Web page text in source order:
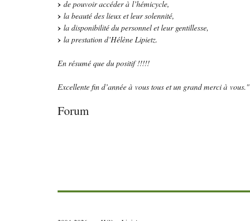
de pouvoir accéder à l’hémicycle,
la beauté des lieux et leur solennité,
la disponibilité du personnel et leur gentillesse,
la prestation d’Hélène Lipietz.
En résumé que du positif !!!!!
Excellente fin d’année à vous tous et un grand merci à vous."
Forum